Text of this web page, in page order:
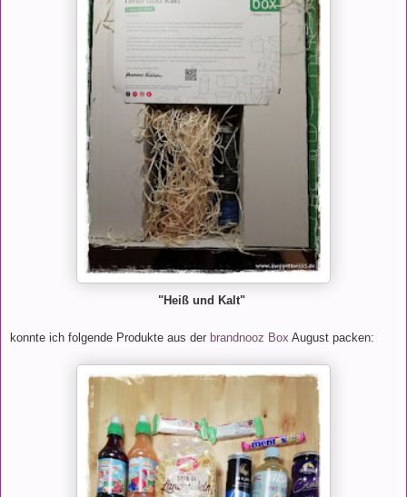
"Heiß und Kalt"
konnte ich folgende Produkte aus der brandnooz Box August packen: